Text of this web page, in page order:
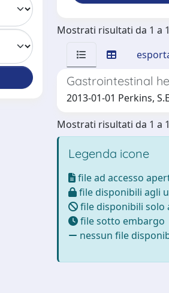
Mostrati risultati da 1 a
Gastrointestinal
2013-01-01 Perkins,
Mostrati risultati da 1 a
Legenda icone
file ad accesso
file disponibili agli
file disponibili
file sotto embargo
nessun file